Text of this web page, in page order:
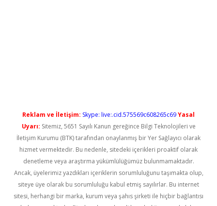
Reklam ve İletişim: Skype: live:.cid.575569c608265c69Yasal
Uyarı: Sitemiz, 5651 Sayılı Kanun gereğince Bilgi Teknolojileri ve
İletişim Kurumu (BTK) tarafından onaylanmış bir Yer Sağlayıcı olarak
hizmet vermektedir. Bu nedenle, sitedeki içerikleri proaktif olarak
denetleme veya araştırma yükümlülüğümüz bulunmamaktadır.
Ancak, üyelerimiz yazdıkları içeriklerin sorumluluğunu taşımakta olup,
siteye üye olarak bu sorumluluğu kabul etmiş sayılırlar. Bu internet
sitesi, herhangi bir marka, kurum veya şahıs şirketi ile hiçbir bağlantısı